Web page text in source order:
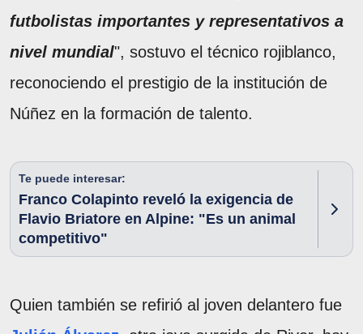
futbolistas importantes y representativos a
nivel mundial", sostuvo el técnico rojiblanco,
reconociendo el prestigio de la institución de
Núñez en la formación de talento.
Te puede interesar:
Franco Colapinto reveló la exigencia de
Flavio Briatore en Alpine: "Es un animal
competitivo"
Quien también se refirió al joven delantero fue